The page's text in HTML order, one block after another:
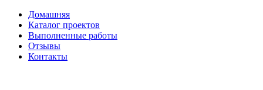
Домашняя
Каталог проектов
Выполненные работы
Отзывы
Контакты